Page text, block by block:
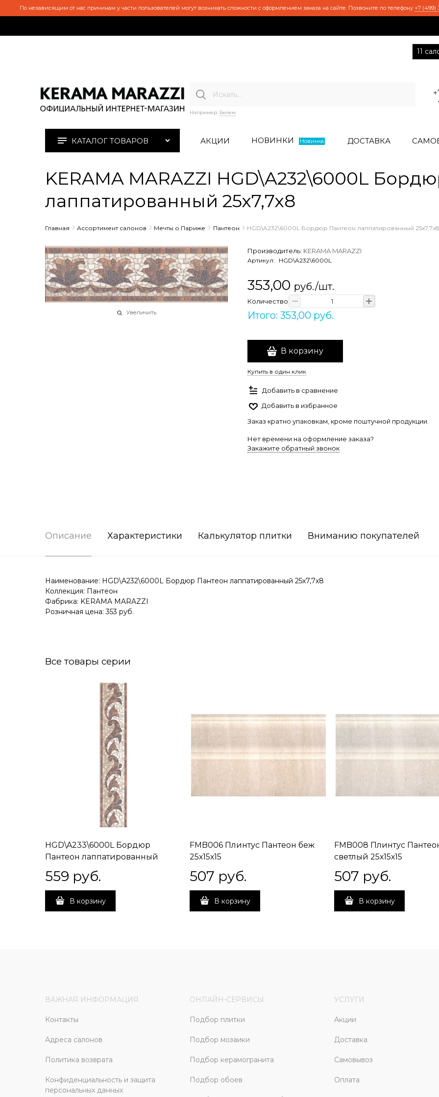
По независящим от нас причинам у части пользователей могут возникать сложности с оформлением заказа на сайте. Позвоните по телефону +7 (499)
11
Например: Белем
КАТАЛОГ ТОВАРОВ АКЦИИ НОВИНКИ Новинка ДОСТАВКА
KERAMA MARAZZI HGD\A232\6000L
лаппатированный 25х7,7х8
Главная Ассортимент салонов Мечты о Париже Пантеон HGD\A232\6000L Бордюр Пантеон лаппатированный 25х7,7х8
Увеличить
Производитель: KERAMA MARAZZI
Артикул: HGD\A232\6000L
353,00 руб./шт.
Количество
Итого: 353,00 руб.
В корзину
Купить в один клик
Добавить в сравнение
Добавить в избранное
Заказ кратно упаковкам, кроме поштучной продукции.
Нет времени на оформление заказа?
Закажите обратный звонок
Описание Характеристики Калькулятор плитки Вниманию покупателей
Наименование: HGD\A232\6000L Бордюр Пантеон лаппатированный 25х7,7х8
Коллекция: Пантеон
Фабрика: KERAMA MARAZZI
Розничная цена: 353 руб.
Все товары серии
HGD\A233\6000L Бордюр
Пантеон лаппатированный
559 руб.
В корзину
FMB006 Плинтус Пантеон беж
25х15х15
507 руб.
В корзину
FMB008 Плинтус
светлый 25х15х15
507 руб.
В корзину
ВАЖНАЯ ИНФОРМАЦИЯ
Контакты
Адреса салонов
Политика возврата
Конфиденциальность и защита
персональных данных
ОНЛАЙН-СЕРВИСЫ
Подбор плитки
Подбор мозаики
Подбор керамогранита
Подбор обоев
УСЛУГИ
Акции
Доставка
Самовывоз
Оплата